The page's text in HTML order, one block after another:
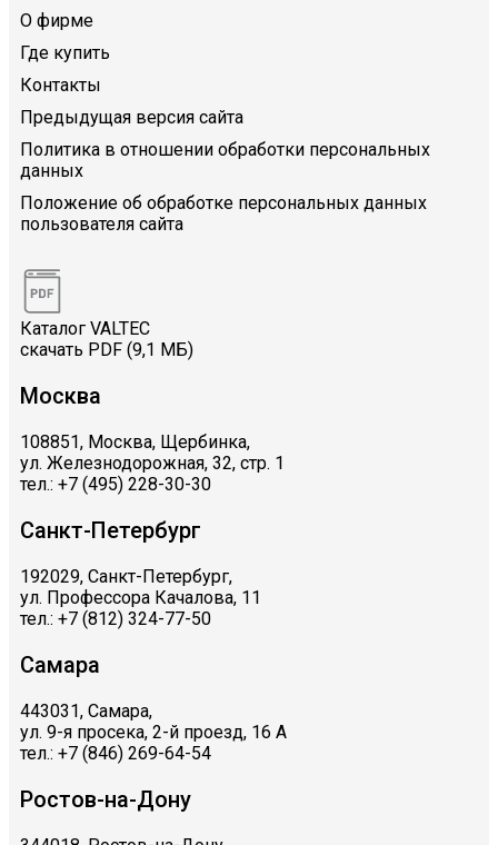
О фирме
Где купить
Контакты
Предыдущая версия сайта
Политика в отношении обработки персональных
данных
Положение об обработке персональных данных
пользователя сайта
Каталог VALTEC
скачать PDF (9,1 МБ)
Москва
108851, Москва, Щербинка,
ул. Железнодорожная, 32, стр. 1
тел.: +7 (495) 228-30-30
Санкт-Петербург
192029, Санкт-Петербург,
ул. Профессора Качалова, 11
тел.: +7 (812) 324-77-50
Самара
443031, Самара,
ул. 9-я просека, 2-й проезд, 16 А
тел.: +7 (846) 269-64-54
Ростов-на-Дону